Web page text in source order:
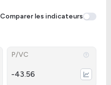
Comparer les indicateurs
P/VC
-43.56